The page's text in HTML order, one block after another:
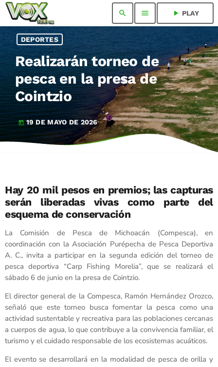
search menu play_arrow PLAY
DEPORTES
Realizarán torneo de
pesca en la presa de
Cointzio
today 19 DE MAYO DE 2026
Hay 20 mil pesos en premios; las capturas
serán liberadas vivas como parte del
esquema de conservación
La Comisión de Pesca de Michoacán (Compesca), en
coordinación con la Asociación Purépecha de Pesca Deportiva
A. C., invita a participar en la segunda edición del torneo de
pesca deportiva “Carp Fishing Morelia”, que se realizará el
sábado 6 de junio en la presa de Cointzio.
El director general de la Compesca, Ramón Hernández Orozco,
señaló que este torneo busca fomentar la pesca como una
actividad sustentable y recreativa para las poblaciones cercanas
a cuerpos de agua, lo que contribuye a la convivencia familiar, el
turismo y el cuidado responsable de los ecosistemas acuáticos.
El evento se desarrollará en la modalidad de pesca de orilla y